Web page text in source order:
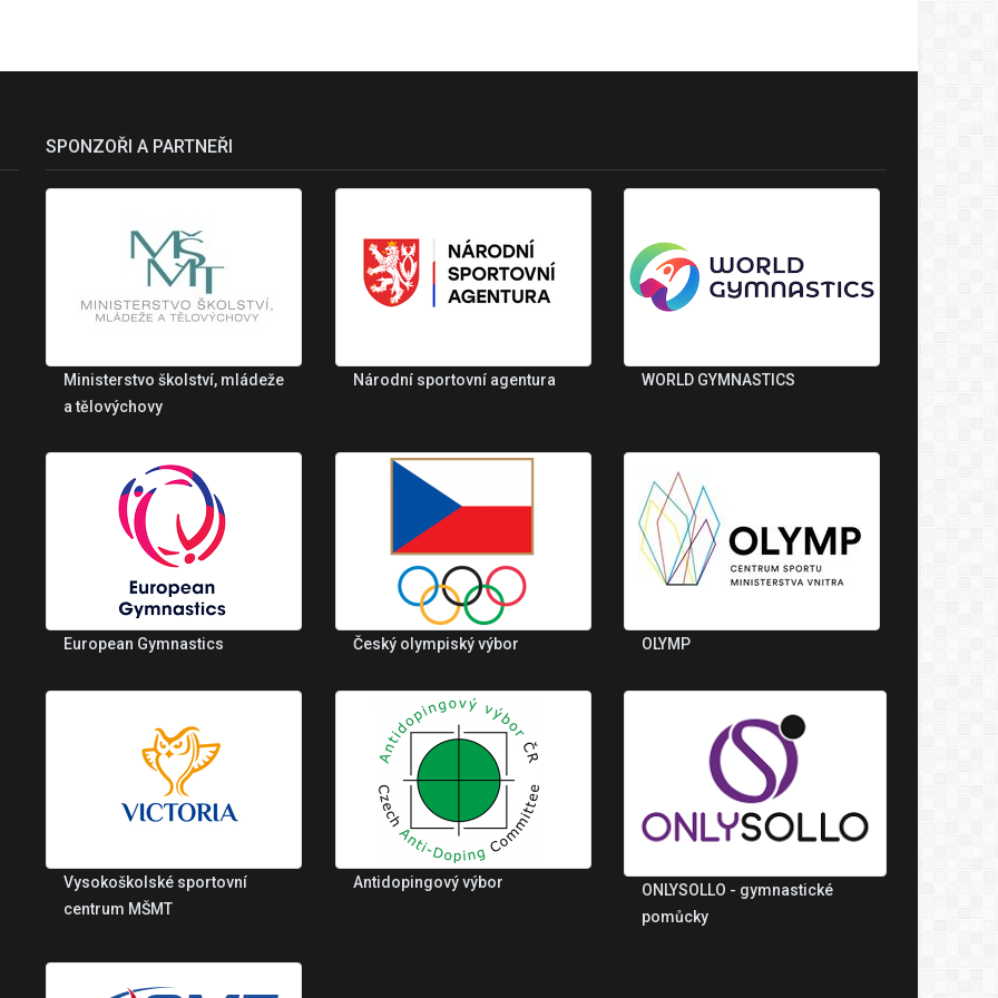
SPONZOŘI A PARTNEŘI
Ministerstvo školství, mládeže
a tělovýchovy
Národní sportovní agentura WORLD GYMNASTICS
European Gymnastics Český olympiský výbor OLYMP
Vysokoškolské sportovní
centrum MŠMT
Antidopingový výbor
ONLYSOLLO - gymnastické
pomůcky